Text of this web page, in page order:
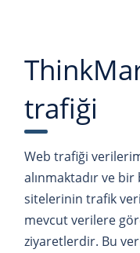
trafiği
Web trafiği
alınmaktadır ve
sitelerinin trafik
mevcut verilere
ziyaretlerdir. Bu